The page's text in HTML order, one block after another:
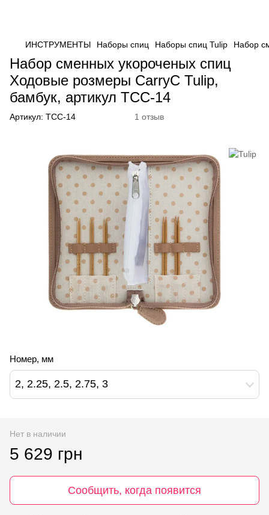
ИНСТРУМЕНТЫ Наборы спиц Наборы спиц Tulip Набор
Набор сменных укороченых спиц
Ходовые розмеры CarryC Tulip,
бамбук, артикул TCC-14
Артикул: TCC-14 1 отзыв
Номер, мм
2, 2.25, 2.5, 2.75, 3
Нет в наличии
5 629 грн
Сообщить, когда появится